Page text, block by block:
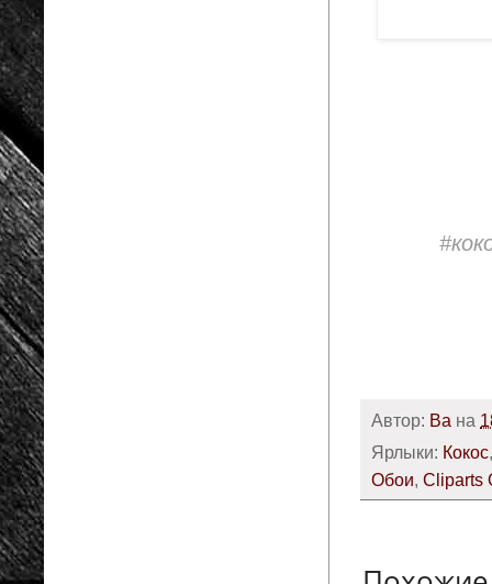
Автор: Ba на
Ярлыки: Кокос
Обои Cliparts